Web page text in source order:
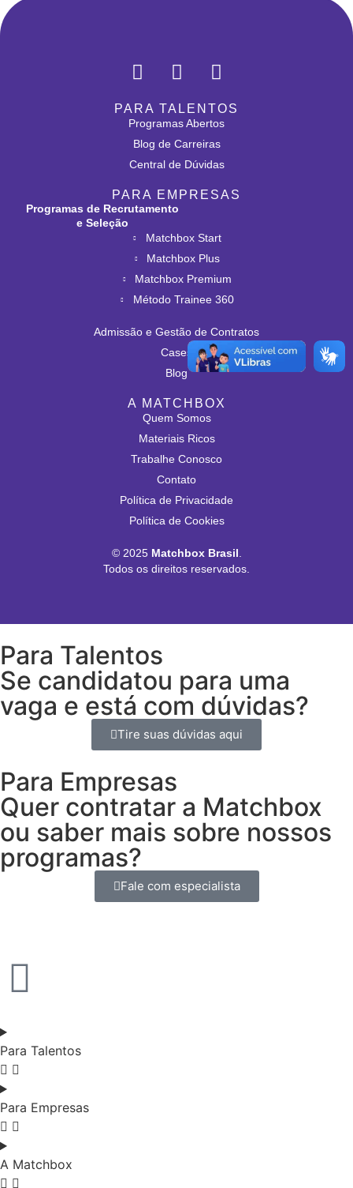
PARA TALENTOS
Programas Abertos
Blog de Carreiras
Central de Dúvidas
PARA EMPRESAS
Programas de Recrutamento
e Seleção
Matchbox Start
Matchbox Plus
Matchbox Premium
Método Trainee 360
Admissão e Gestão de Contratos
Cases
Blog
A MATCHBOX
Quem Somos
Materiais Ricos
Trabalhe Conosco
Contato
Política de Privacidade
Política de Cookies
© 2025 Matchbox Brasil
Todos os direitos reservados.
Para Talentos
Se candidatou para uma
vaga e está com dúvidas?
Tire suas dúvidas aqui
Para Empresas
Quer contratar a Matchbox
ou saber mais sobre nossos
programas?
Fale com especialista
Para Talentos
Para Empresas
A Matchbox